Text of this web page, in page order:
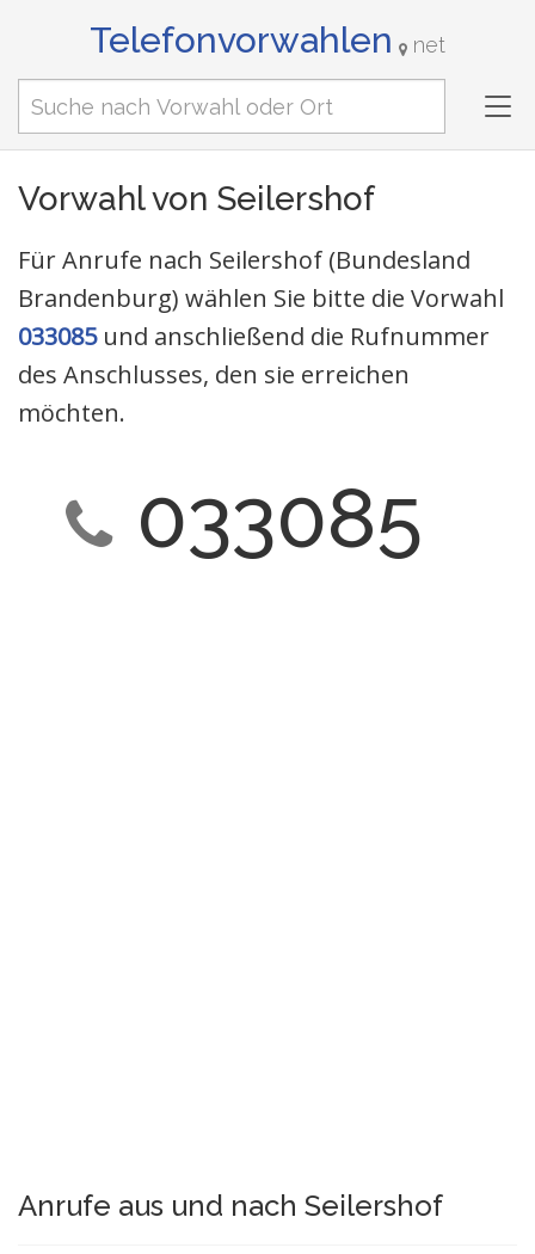
Telefonvorwahlen net
Vorwahl von Seilershof
Für Anrufe nach Seilershof (Bundesland
Brandenburg) wählen Sie bitte die Vorwahl
033085und anschließend die Rufnummer
des Anschlusses, den sie erreichen
möchten.
033085
Anrufe aus und nach Seilershof